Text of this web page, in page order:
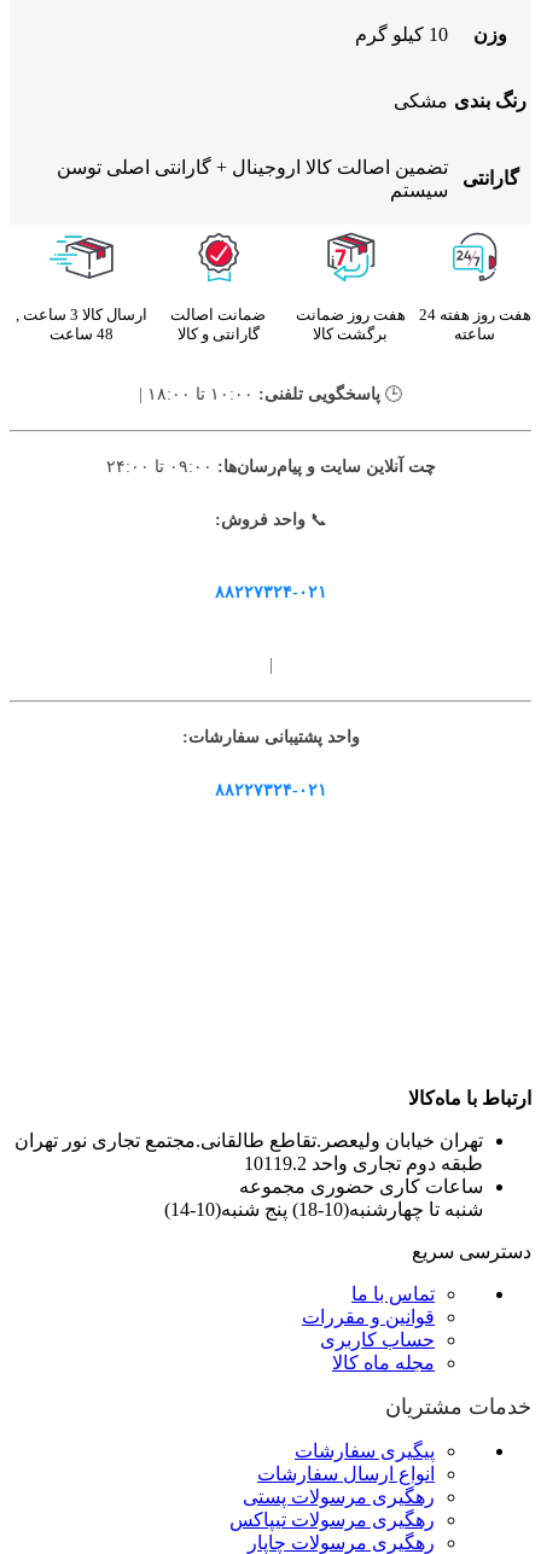
وزن 10 کیلو گرم
رنگ بندی مشکی
گارانتی
تضمین اصالت کالا اروجینال + گارانتی اصلی توسن
سیستم
هفت روز هفته 24
ساعته
هفت روز ضمانت
برگشت کالا
ضمانت اصالت
گارانتی و کالا
ارسال کالا 3 ساعت ,
48 ساعت
🕒 پاسخگویی تلفنی:
چت آنلاین سایت و پیام‌رسان‌ها:
📞واحد فروش:
۸۸۲۲۷۳۲۴-۰۲۱
واحد پشتیبانی سفارشات:
۸۸۲۲۷۳۲۴-۰۲۱
ارتباط با ماه‌کالا
تهران خیابان ولیعصر.تقاطع طالقانی.مجتمع تجاری نور تهران
طبقه دوم تجاری واحد 10119.2
ساعات کاری حضوری مجموعه
شنبه تا چهارشنبه(10-18) پنج شنبه(10-14)
دسترسی سریع
تماس با ما
قوانین و مقررات
حساب کاربری
مجله ماه کالا
خدمات مشتریان
پیگیری سفارشات
انواع ارسال سفارشات
رهگیری مرسولات پستی
رهگیری مرسولات تیپاکس
رهگیری مرسولات چاپار